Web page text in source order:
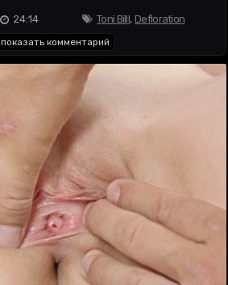
Toni Billl, Defloration
24:14
показать комментарий